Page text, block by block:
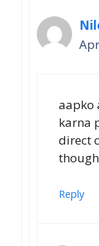
aapko
karna
direct
Reply